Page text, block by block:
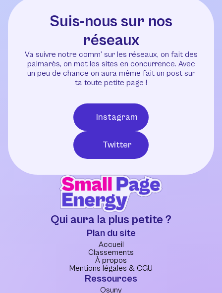
Suis-nous sur nos
réseaux
Va suivre notre comm’ sur les réseaux, on fait des
palmarès, on met les sites en concurrence. Avec
un peu de chance on aura même fait un post sur
ta toute petite page !
Instagram
Twitter
Qui aura la plus petite ?
Plan du site
Accueil
Classements
À propos
Mentions légales & CGU
Ressources
Osuny